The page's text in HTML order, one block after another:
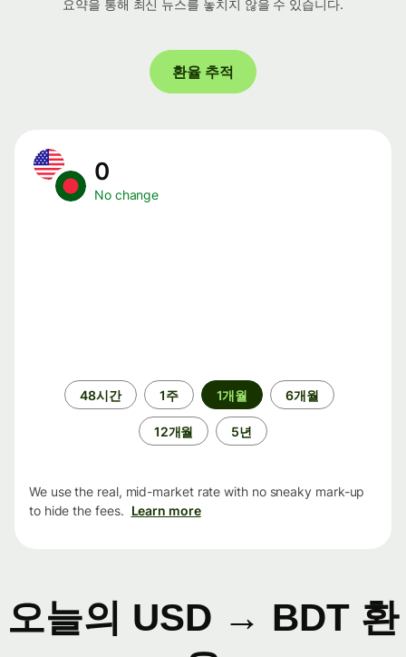
요약을 통해 최신 뉴스를 놓치지 않을 수 있습니다.
환율 추적
0
No change
48시간 1주 1개월 6개월
12개월 5년
We use the real, mid-market rate with no sneaky mark-up
to hide the fees. Learn more
오늘의 USD → BDT 환